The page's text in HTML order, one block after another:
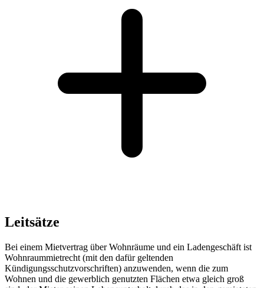
Leitsätze
Bei einem Mietvertrag über Wohnräume und ein Ladengeschäft ist
Wohnraummietrecht (mit den dafür geltenden
Kündigungsschutzvorschriften) anzuwenden, wenn die zum
Wohnen und die gewerblich genutzten Flächen etwa gleich groß